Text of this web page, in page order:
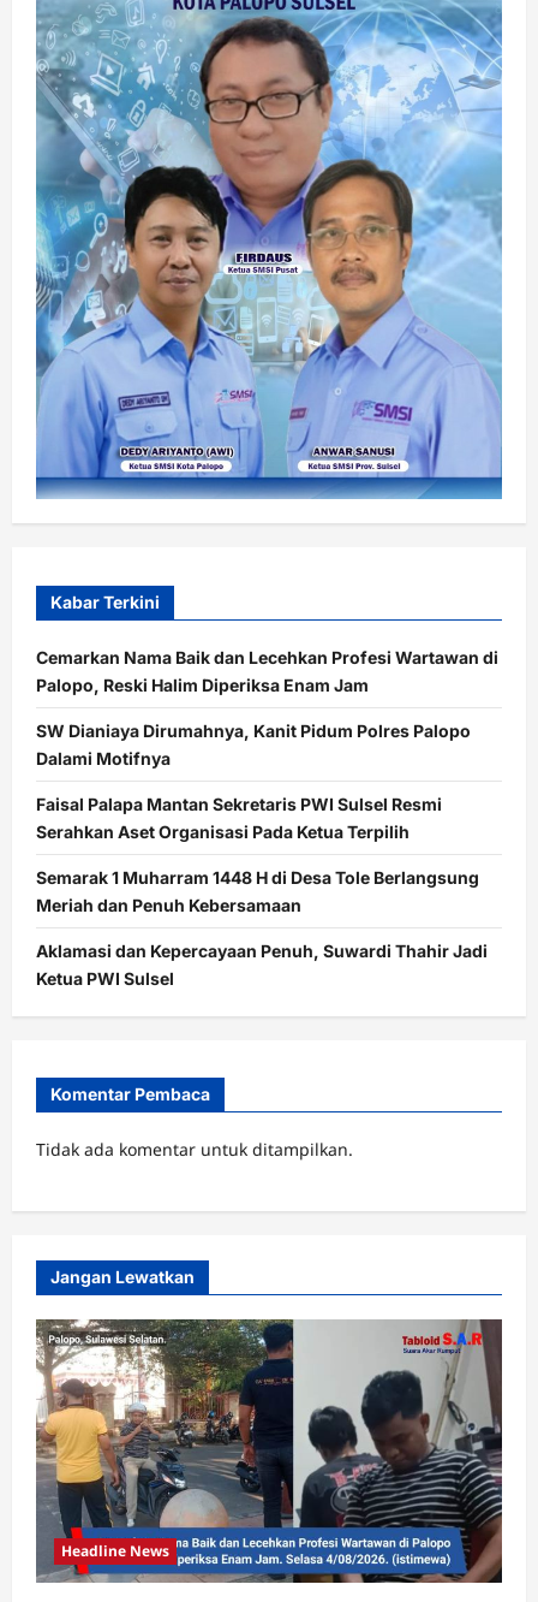
Kabar Terkini
Cemarkan Nama Baik dan Lecehkan Profesi Wartawan di
Palopo, Reski Halim Diperiksa Enam Jam
SW Dianiaya Dirumahnya, Kanit Pidum Polres Palopo
Dalami Motifnya
Faisal Palapa Mantan Sekretaris PWI Sulsel Resmi
Serahkan Aset Organisasi Pada Ketua Terpilih
Semarak 1 Muharram 1448 H di Desa Tole Berlangsung
Meriah dan Penuh Kebersamaan
Aklamasi dan Kepercayaan Penuh, Suwardi Thahir Jadi
Ketua PWI Sulsel
Komentar Pembaca
Tidak ada komentar untuk ditampilkan.
Jangan Lewatkan
Headline News